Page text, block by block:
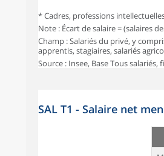
* Cadres, professions
Note : Écart de salaire = (salaires
Champ : Salariés du privé, y
apprentis, stagiaires, salariés
Source : Insee, Base Tous
SAL T1 - Salaire net